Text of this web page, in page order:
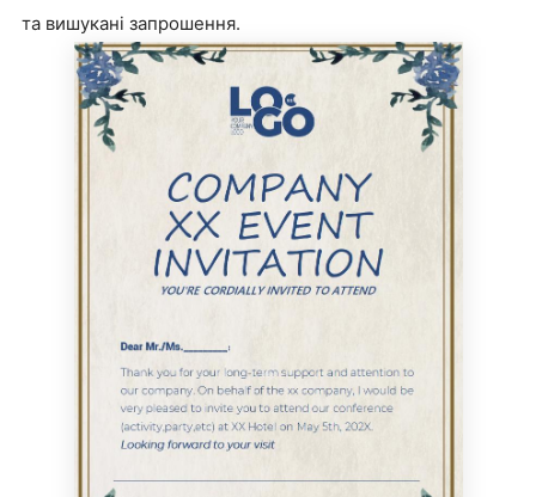
та вишукані запрошення.